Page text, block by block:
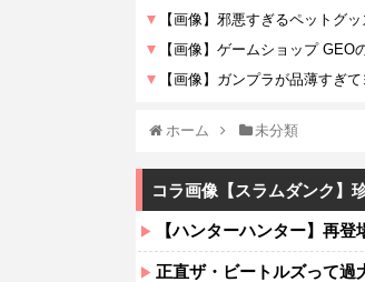
ホーム 未分類
コラ画像【スラムダンク】
【ハンターハンター】再登
正直ザ・ビートルズって過